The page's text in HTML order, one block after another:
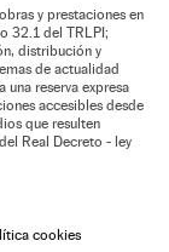
y prestaciones en
32.1 del TRLPI;
distribución y
de actualidad
una reserva expresa
accesibles desde
que resulten
Real Decreto - ley
cookies